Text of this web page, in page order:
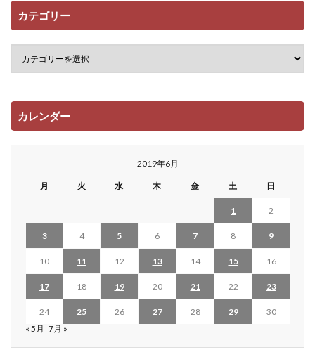
カテゴリー
カレンダー
2019年6月
月 火 水 木 金 土 日
1 2
3 4 5 6 7 8 9
10 11 12 13 14 15 16
17 18 19 20 21 22 23
24 25 26 27 28 29
30
« 5月 7月 »